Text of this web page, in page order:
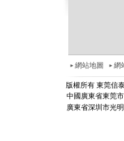
網站地圖 網
版權所有 東莞信
中國廣東省東莞
廣東省深圳市光